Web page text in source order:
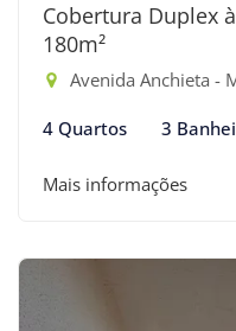
Cobertura Duplex
180m²
Avenida Anchieta -
4 Quartos 3
Mais informações